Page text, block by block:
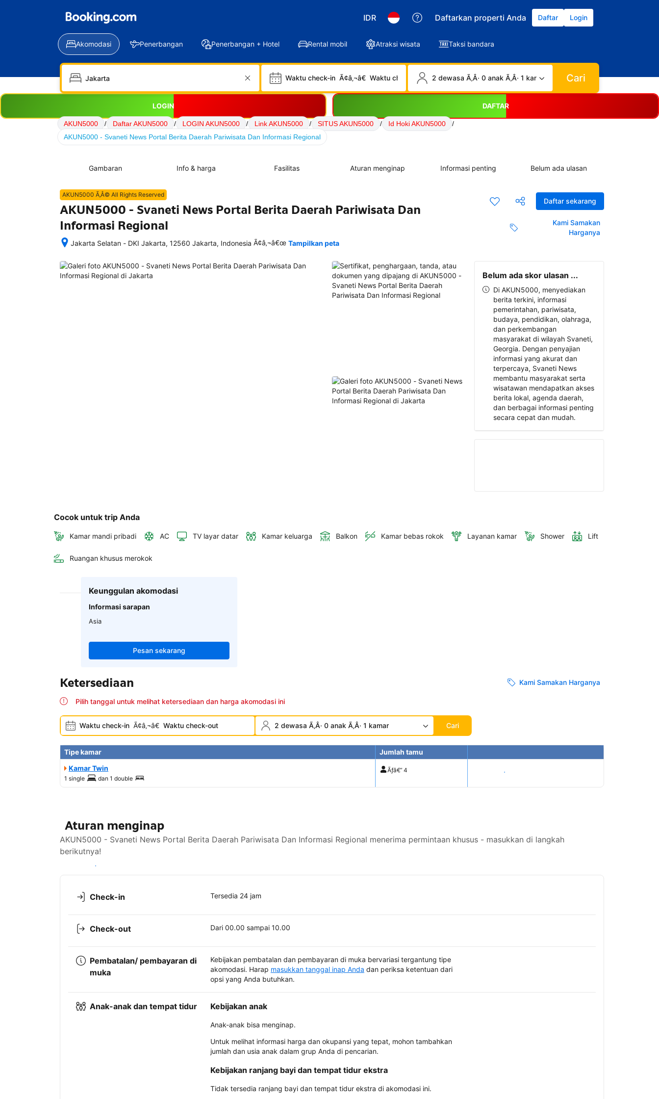
IDR Daftarkan properti Anda Daftar Login
Akomodasi Penerbangan Penerbangan + Hotel Rental mobil Atraksi wisata Taksi bandara
Waktu check-in Ã¢â‚¬â€ Waktu check-out 2 dewasa Ã‚Â· 0 anak Ã‚Â· 1 kamar Cari
LOGIN DAFTAR
AKUN5000 / Daftar AKUN5000 / LOGIN AKUN5000 / Link AKUN5000 / SITUS AKUN5000 / Id Hoki AKUN5000
/
AKUN5000 - Svaneti News Portal Berita Daerah Pariwisata Dan Informasi Regional
Gambaran Info & harga Fasilitas Aturan menginap Informasi penting Belum ada ulasan
Daftar sekarang
Kami Samakan
Harganya
AKUN5000 Ã‚Â© All Rights Reserved
AKUN5000 - Svaneti News Portal Berita Daerah Pariwisata Dan
Informasi Regional
Jakarta Selatan - DKI Jakarta, 12560 Jakarta, Indonesia
memesan,
semua
Ã¢â‚¬â€œ Tampilkan peta
Belum ada skor ulasan ...
Di AKUN5000, menyediakan
berita terkini, informasi
pemerintahan, pariwisata,
budaya, pendidikan, olahraga,
dan perkembangan
masyarakat di wilayah Svaneti,
Georgia. Dengan penyajian
informasi yang akurat dan
terpercaya, Svaneti News
membantu masyarakat serta
wisatawan mendapatkan akses
berita lokal, agenda daerah,
dan berbagai informasi penting
secara cepat dan mudah.
Cocok untuk trip Anda
Kamar mandi pribadi AC TV layar datar Kamar keluarga Balkon Kamar bebas rokok Layanan kamar Shower Lift
Ruangan khusus merokok
Keunggulan akomodasi
Informasi sarapan
Asia
Pesan sekarang
Ketersediaan Kami Samakan Harganya
Pilih tanggal untuk melihat ketersediaan dan harga akomodasi ini
Waktu check-in Ã¢â‚¬â€ Waktu check-out 2 dewasa Ã‚Â· 0 anak Ã‚Â· 1 kamar Cari
Tipe kamar
Jumlah tamu
Kamar Twin
1 single dan 1 double
Ãƒâ€” 4 Tampilkan harga
Aturan menginap
AKUN5000 - Svaneti News Portal Berita Daerah Pariwisata Dan Informasi Regional menerima permintaan khusus - masukkan di langkah
berikutnya!
Lihat ketersediaan
Check-in Tersedia 24 jam
Check-out Dari 00.00 sampai 10.00
Pembatalan/ pembayaran di
muka
Kebijakan pembatalan dan pembayaran di muka bervariasi tergantung tipe
akomodasi. Harap masukkan tanggal inap Anda dan periksa ketentuan dari
opsi yang Anda butuhkan.
Anak-anak dan tempat tidur Kebijakan anak
Anak-anak bisa menginap.
Untuk melihat informasi harga dan okupansi yang tepat, mohon tambahkan
jumlah dan usia anak dalam grup Anda di pencarian.
Kebijakan ranjang bayi dan tempat tidur ekstra
Tidak tersedia ranjang bayi dan tempat tidur ekstra di akomodasi ini.